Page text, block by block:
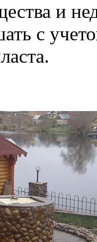
и
с